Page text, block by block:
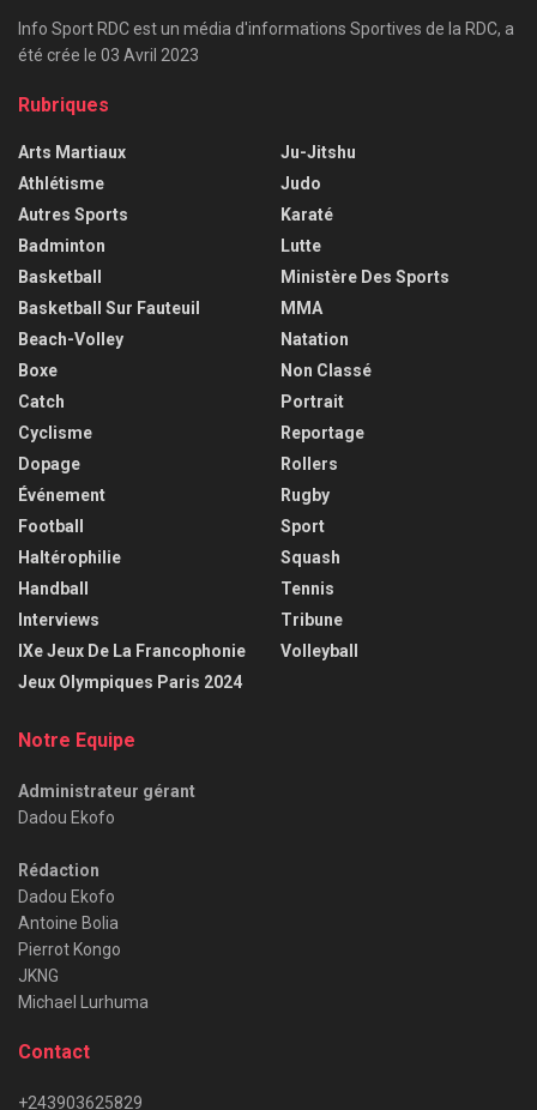
Info Sport RDC est un média d'informations Sportives de la RDC, a
été crée le 03 Avril 2023
Rubriques
Arts Martiaux
Athlétisme
Autres Sports
Badminton
Basketball
Basketball Sur Fauteuil
Beach-Volley
Boxe
Catch
Cyclisme
Dopage
Événement
Football
Haltérophilie
Handball
Interviews
IXe Jeux De La Francophonie
Jeux Olympiques Paris 2024
Ju-Jitshu
Judo
Karaté
Lutte
Ministère Des Sports
MMA
Natation
Non Classé
Portrait
Reportage
Rollers
Rugby
Sport
Squash
Tennis
Tribune
Volleyball
Notre Equipe
Administrateur gérant
Dadou Ekofo
Rédaction
Dadou Ekofo
Antoine Bolia
Pierrot Kongo
JKNG
Michael Lurhuma
Contact
+243903625829